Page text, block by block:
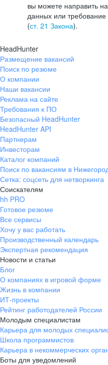
вы можете направить
данных или требование
(ст. 21 Закона).
HeadHunter
Размещение вакансий
Поиск по резюме
О компании
Наши вакансии
Реклама на сайте
Требования к ПО
Безопасный HeadHunter
HeadHunter API
Партнерам
Инвесторам
Каталог компаний
Поиск по вакансиям в
Сетка: соцсеть для нетворкинга
Соискателям
hh PRO
Готовое резюме
Все сервисы
Хочу у вас работать
Производственный календарь
Экспертная рекомендация
Новости и статьи
Блог
О компаниях в игровой форме
Жизнь в компании
ИТ-проекты
Рейтинг работодателей России
Молодым специалистам
Карьера для молодых
Школа программистов
Карьера в некоммерческих
Боты для уведомлений